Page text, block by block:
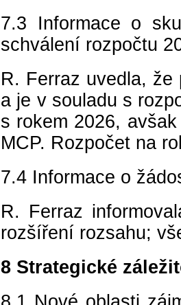
7.3 Informace o
schválení rozpočtu
R. Ferraz uvedla, že
a je v souladu s
s rokem 2026,
MCP. Rozpočet na
7.4 Informace o
R. Ferraz
rozšíření rozsahu;
8 Strategické